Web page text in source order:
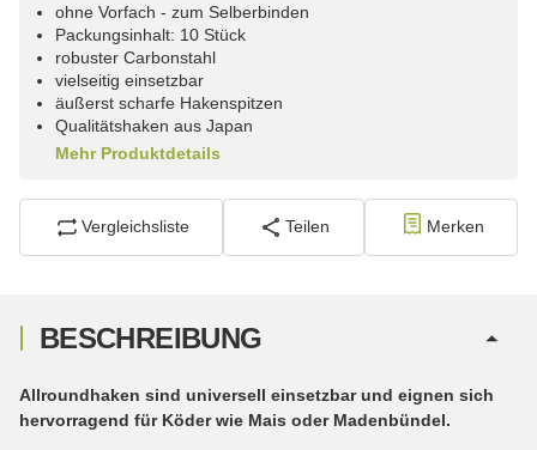
ohne Vorfach - zum Selberbinden
Packungsinhalt: 10 Stück
robuster Carbonstahl
vielseitig einsetzbar
äußerst scharfe Hakenspitzen
Qualitätshaken aus Japan
Mehr Produktdetails
Vergleichsliste Teilen Merken
BESCHREIBUNG
Allroundhaken sind universell einsetzbar und eignen sich
hervorragend für Köder wie Mais oder Madenbündel.